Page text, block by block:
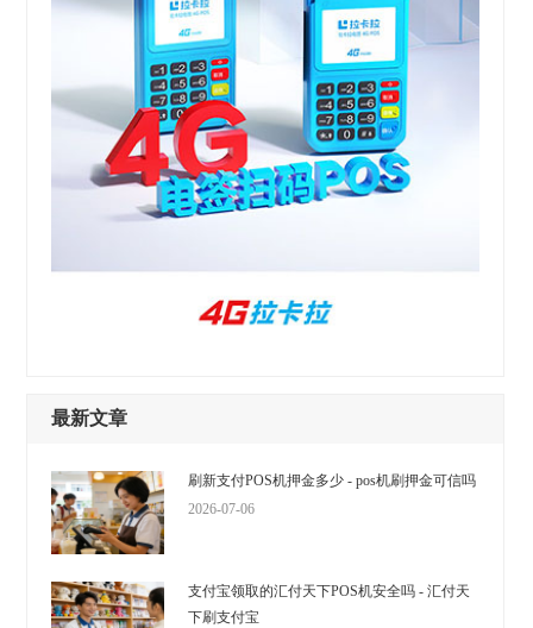
最新文章
刷新支付POS机押金多少 - pos机刷押金可信吗
2026-07-06
支付宝领取的汇付天下POS机安全吗 - 汇付天
下刷支付宝